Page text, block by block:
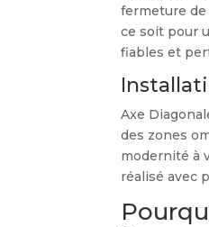
fermeture
ce soit pour
fiables et
Axe
des zones
modernité à
réalisé avec